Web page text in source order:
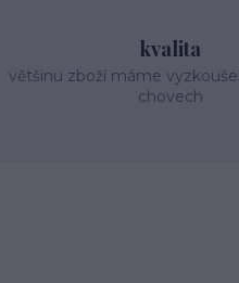
kvalita
většinu zboží máme
chovech